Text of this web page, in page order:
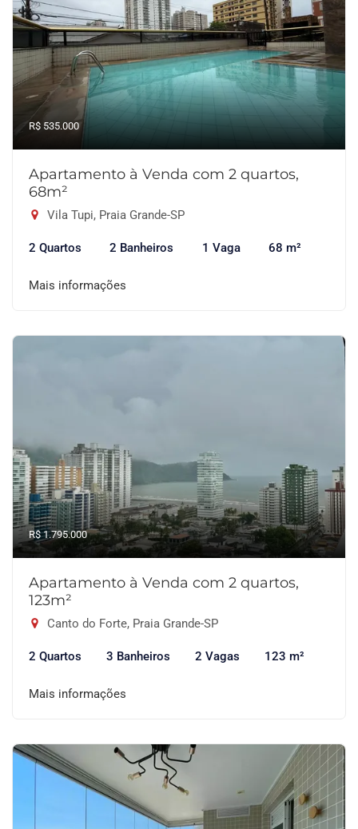
R$ 535.000
Apartamento à Venda com 2 quartos,
68m²
Vila Tupi, Praia Grande-SP
2 Quartos 2 Banheiros 1 Vaga 68 m²
Mais informações
R$ 1.795.000
Apartamento à Venda com 2 quartos,
123m²
Canto do Forte, Praia Grande-SP
2 Quartos 3 Banheiros 2 Vagas 123 m²
Mais informações